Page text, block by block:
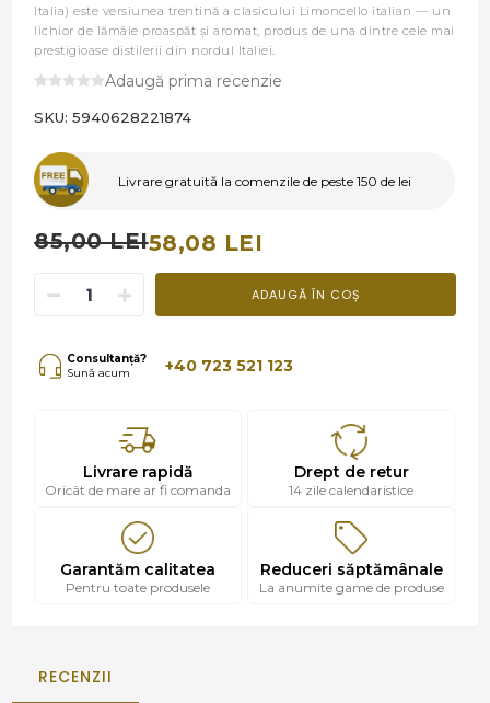
Italia) este versiunea trentină a clasicului Limoncello italian — un
lichior de lămâie proaspăt și aromat, produs de una dintre cele mai
prestigioase distilerii din nordul Italiei.
Adaugă prima recenzie
SKU: 5940628221874
Livrare gratuită la comenzile de peste 150 de lei
85,00 LEI58,08 LEI
ADAUGĂ ÎN COȘ
Consultanță?
Sună acum
+40 723 521 123
Livrare rapidă
Oricât de mare ar fi comanda
Drept de retur
14 zile calendaristice
Garantăm calitatea
Pentru toate produsele
Reduceri săptămânale
La anumite game de produse
RECENZII